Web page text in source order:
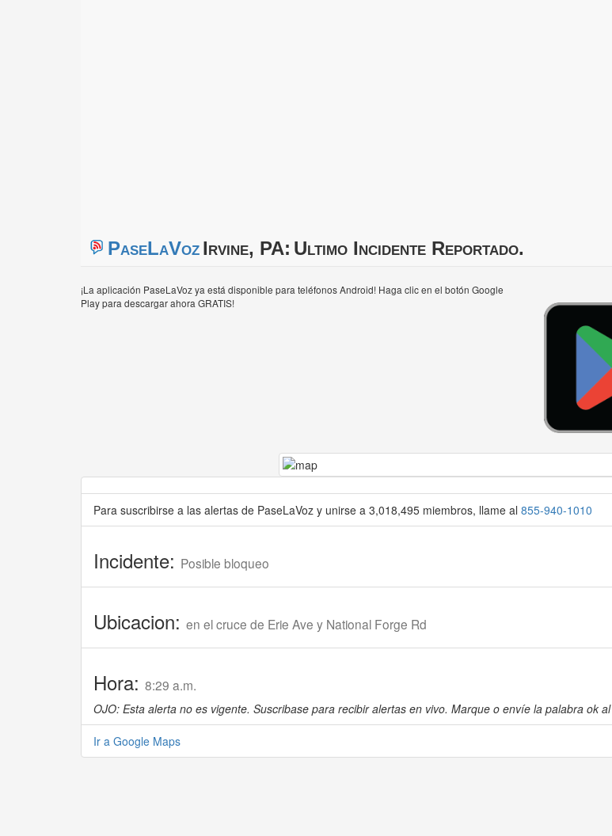
PaseLaVozIrvine, PA: Ultimo Incidente Reportado.
¡La aplicación PaseLaVoz ya está disponible para teléfonos Android! Haga clic en el botón Google
Play para descargar ahora GRATIS!
Para suscribirse a las alertas de PaseLaVoz y unirse a 3,018,495 miembros, llame al 855-940-1010
Incidente: Posible bloqueo
Ubicacion: en el cruce de Erie Ave y National Forge Rd
Hora: 8:29 a.m.
OJO: Esta alerta no es vigente. Suscribase para recibir alertas en vivo. Marque o envíe la palabra ok al
Ir a Google Maps